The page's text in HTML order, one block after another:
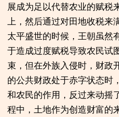
展成为足以代替农业的赋税
上，然后通过对田地收税来
太平盛世的时候，王朝虽然
于造成过度赋税导致农民试
束，但在外族入侵时，财政
的公共财政处于赤字状态时
和农民的作用，反过来动摇
程中，土地作为创造财富的